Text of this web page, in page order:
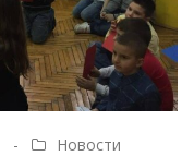
- Новости